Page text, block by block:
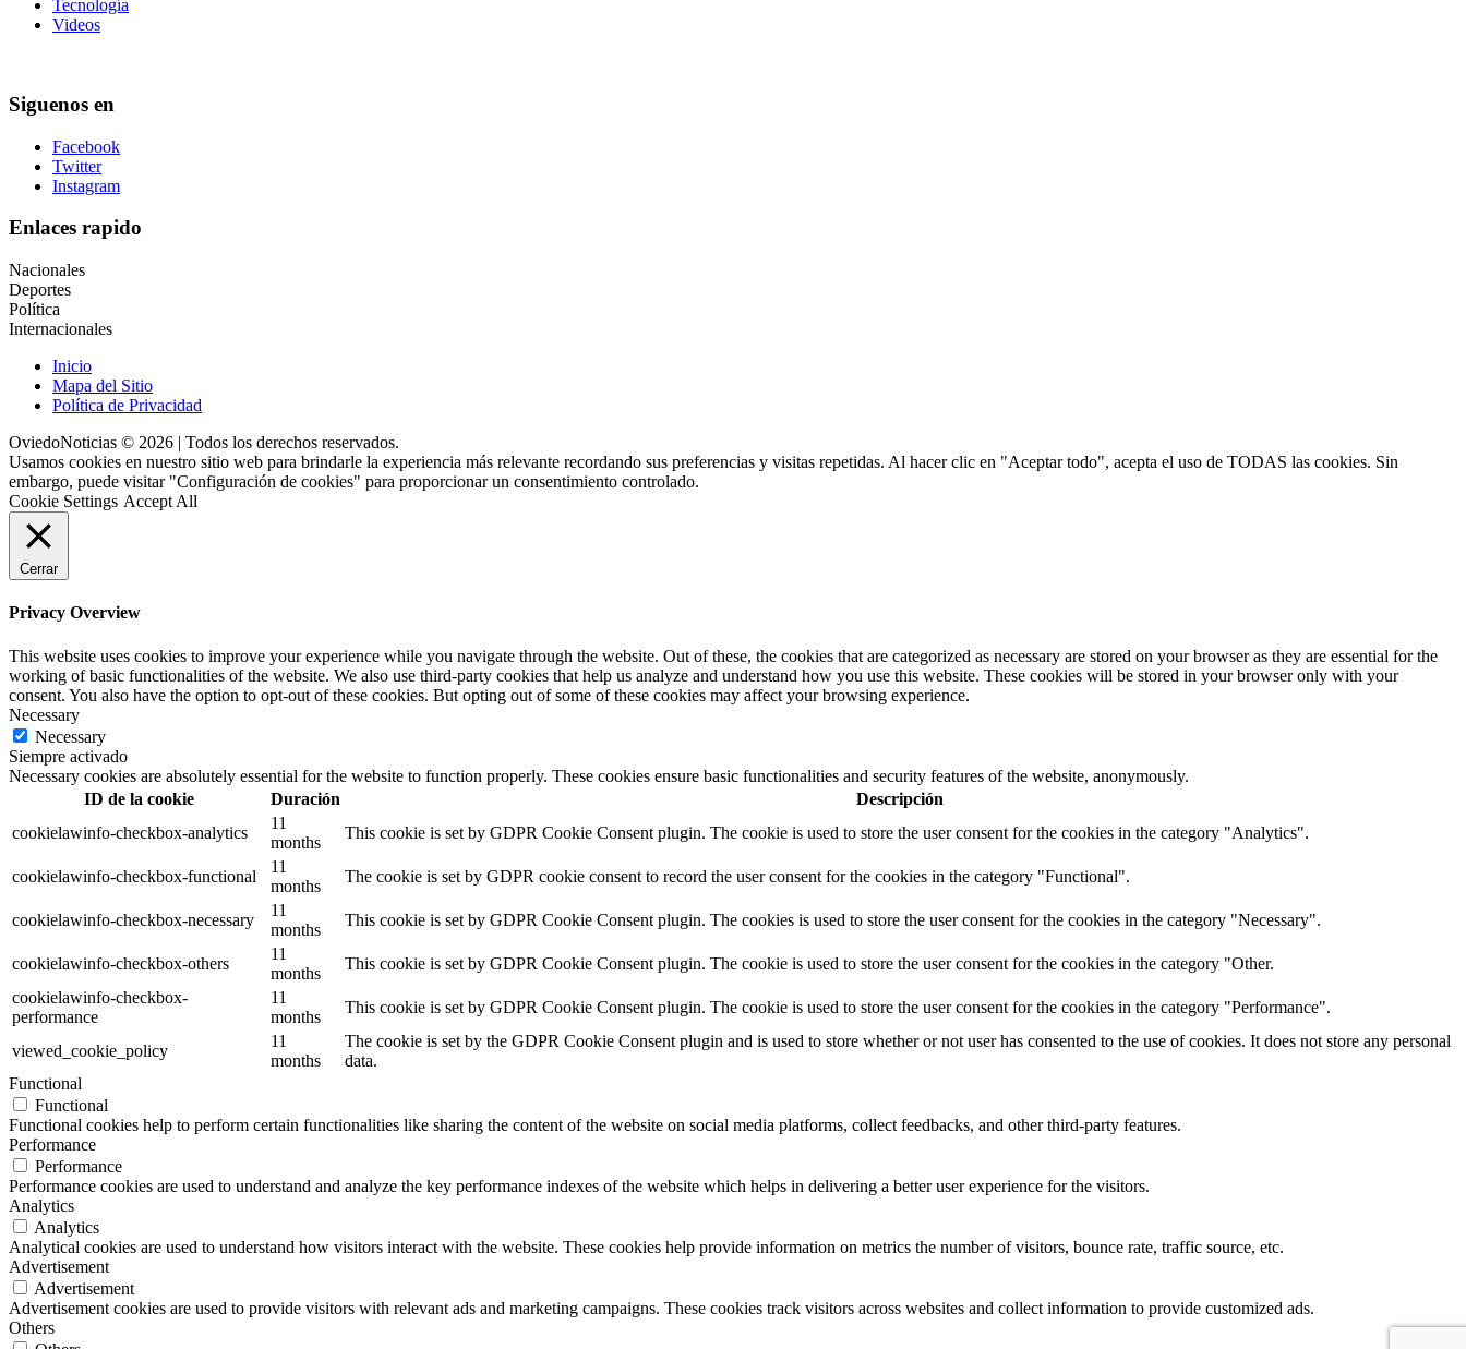
Tecnología
Videos
Siguenos en
Facebook
Twitter
Instagram
Enlaces rapido
Nacionales
Deportes
Política
Internacionales
Inicio
Mapa del Sitio
Política de Privacidad
OviedoNoticias © 2026 | Todos los derechos reservados.
Usamos cookies en nuestro sitio web para brindarle la experiencia más relevante recordando sus preferencias y visitas repetidas. Al hacer clic en "Aceptar todo", acepta el uso de TODAS las cookies. Sin
embargo, puede visitar "Configuración de cookies" para proporcionar un consentimiento controlado.
Cookie Settings Accept All
Cerrar
Privacy Overview
This website uses cookies to improve your experience while you navigate through the website. Out of these, the cookies that are categorized as necessary are stored on your browser as they are essential for the
working of basic functionalities of the website. We also use third-party cookies that help us analyze and understand how you use this website. These cookies will be stored in your browser only with your
consent. You also have the option to opt-out of these cookies. But opting out of some of these cookies may affect your browsing experience.
Necessary
Necessary
Siempre activado
Necessary cookies are absolutely essential for the website to function properly. These cookies ensure basic functionalities and security features of the website, anonymously.
ID de la cookie
Duración
Descripción
cookielawinfo-checkbox-analytics
11
months
This cookie is set by GDPR Cookie Consent plugin. The cookie is used to store the user consent for the cookies in the category "Analytics".
cookielawinfo-checkbox-functional
11
months
The cookie is set by GDPR cookie consent to record the user consent for the cookies in the category "Functional".
cookielawinfo-checkbox-necessary
11
months
This cookie is set by GDPR Cookie Consent plugin. The cookies is used to store the user consent for the cookies in the category "Necessary".
cookielawinfo-checkbox-others
11
months
This cookie is set by GDPR Cookie Consent plugin. The cookie is used to store the user consent for the cookies in the category "Other.
cookielawinfo-checkbox-
performance
11
months
This cookie is set by GDPR Cookie Consent plugin. The cookie is used to store the user consent for the cookies in the category "Performance".
viewed_cookie_policy
11
months
The cookie is set by the GDPR Cookie Consent plugin and is used to store whether or not user has consented to the use of cookies. It does not store any personal
data.
Functional
Functional
Functional cookies help to perform certain functionalities like sharing the content of the website on social media platforms, collect feedbacks, and other third-party features.
Performance
Performance
Performance cookies are used to understand and analyze the key performance indexes of the website which helps in delivering a better user experience for the visitors.
Analytics
Analytics
Analytical cookies are used to understand how visitors interact with the website. These cookies help provide information on metrics the number of visitors, bounce rate, traffic source, etc.
Advertisement
Advertisement
Advertisement cookies are used to provide visitors with relevant ads and marketing campaigns. These cookies track visitors across websites and collect information to provide customized ads.
Others